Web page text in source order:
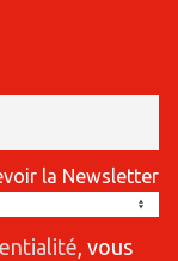
la Newsletter
, vous